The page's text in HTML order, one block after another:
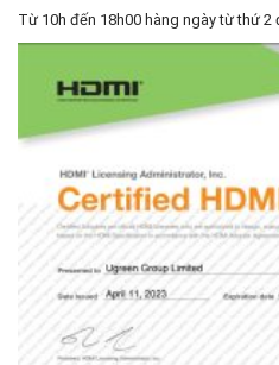
Từ 10h đến 18h00 hàng ngày từ thứ 2